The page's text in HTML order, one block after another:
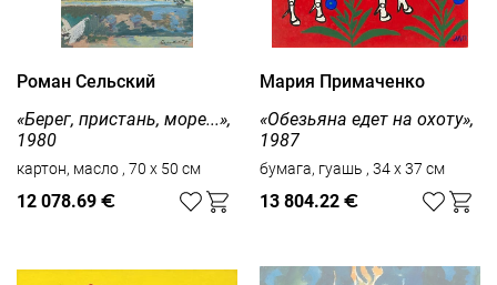
Роман Сельский
«Берег, пристань, море...»,
1980
картон, масло , 70 x 50 см
12 078.69 €
Мария Примаченко
«Обезьяна едет на охоту»,
1987
бумага, гуашь , 34 x 37 см
13 804.22 €